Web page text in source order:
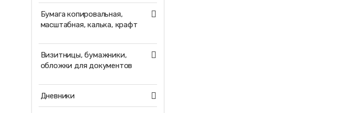
Бумага копировальная,
масштабная, калька, крафт
Визитницы, бумажники,
обложки для документов
Дневники